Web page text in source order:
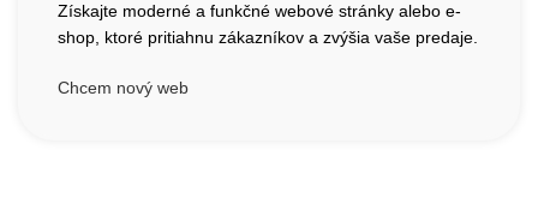
Získajte moderné a funkčné webové stránky alebo e-
shop, ktoré pritiahnu zákazníkov a zvýšia vaše predaje.
Chcem nový web